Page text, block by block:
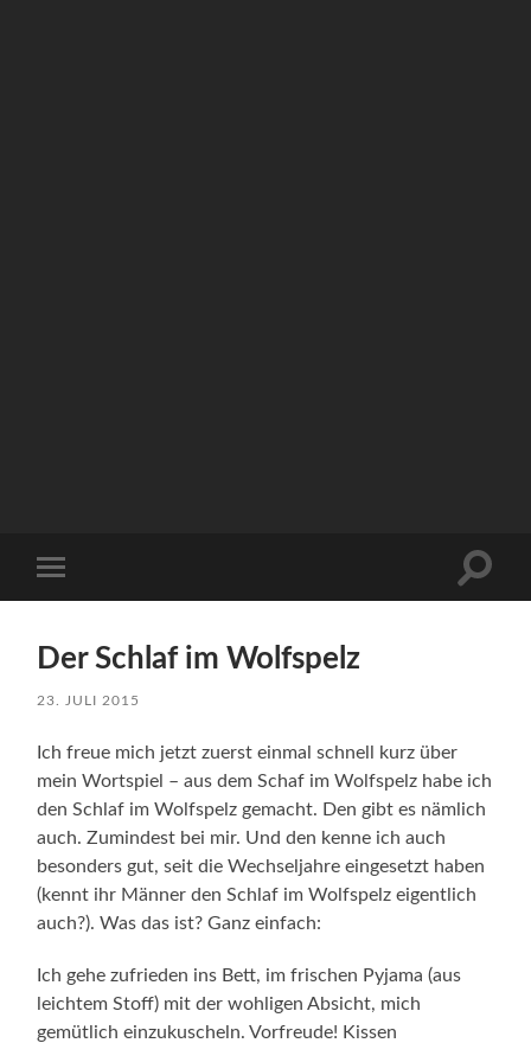
Menü
Der Schlaf im Wolfspelz
23. JULI 2015
Ich freue mich jetzt zuerst einmal schnell kurz über
mein Wortspiel – aus dem Schaf im Wolfspelz habe ich
den Schlaf im Wolfspelz gemacht. Den gibt es nämlich
auch. Zumindest bei mir. Und den kenne ich auch
besonders gut, seit die Wechseljahre eingesetzt haben
(kennt ihr Männer den Schlaf im Wolfspelz eigentlich
auch?). Was das ist? Ganz einfach:
Ich gehe zufrieden ins Bett, im frischen Pyjama (aus
leichtem Stoff) mit der wohligen Absicht, mich
gemütlich einzukuscheln. Vorfreude! Kissen